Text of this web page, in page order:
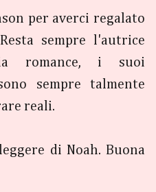
per averci regalato
sempre l'autrice
romance, i suoi
sempre talmente
reali.
di Noah. Buona